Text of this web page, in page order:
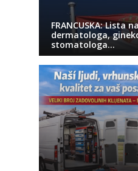
FRANCUSKA: Lista
dermatologa,
stomatologa…